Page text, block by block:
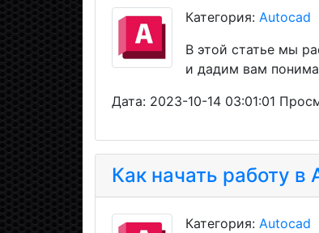
Категория: Autocad
В этой статье мы
и дадим вам
Дата: 2023-10-14 03:01:01
Как начать работу в
Категория: Autocad